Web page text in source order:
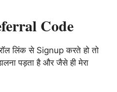
Code
लिंक से Signup करते हो तो
पड़ता है और जैसे ही मेरा